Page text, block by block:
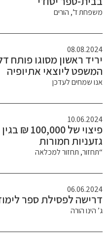
משפחת ד’, הורים
08.08.2024
יריד ראשון מסוגו פותח
המשפט ליוצאי אתיופיה
אנו שמחים לעדכן
10.06.2024
פיצוי של
גזעניות חמורות
“תחזור, תחזור למכלאה
06.06.2024
דרישה לפסילת ספר
ג’ הינו הורה